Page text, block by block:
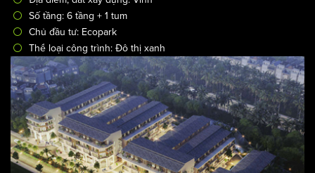
xanh 10 hecta tại Vinh
Công trình & Dự án / Nhà phố thương mại
Mã công trình: ĐT-2416
Địa điểm, đất xây dựng: Vinh
Số tầng: 6 tầng + 1 tum
Chủ đầu tư: Ecopark
Thể loại công trình: Đô thị xanh